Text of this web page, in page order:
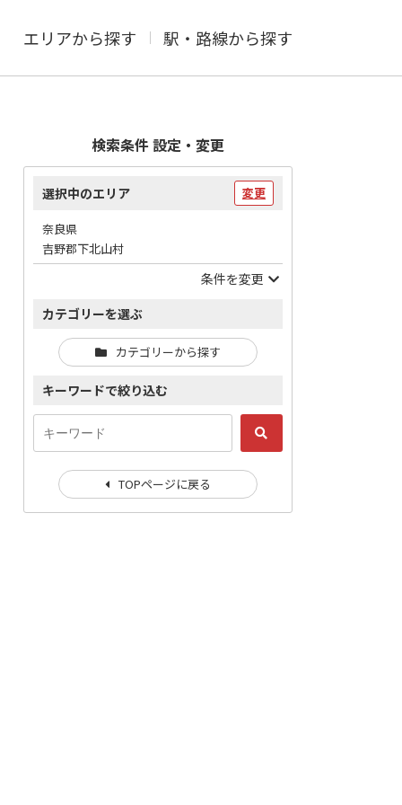
エリアから探す 駅・路線から探す
検索条件 設定・変更
選択中のエリア 変更
奈良県
吉野郡下北山村
条件を変更
カテゴリーを選ぶ
カテゴリーから探す
キーワードで絞り込む
TOPページに戻る